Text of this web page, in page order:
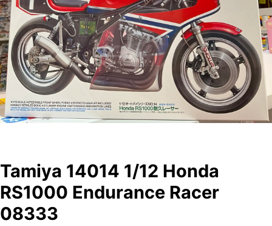
Tamiya 14014 1/12 Honda
RS1000 Endurance Racer
08333